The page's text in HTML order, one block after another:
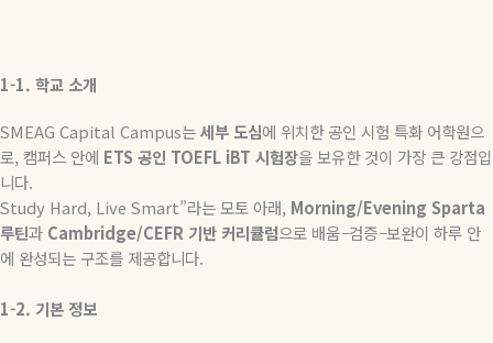
1-1. 학교 소개
SMEAG Capital Campus는세부 도심에 위치한 공인 시험 특화 어학원으
로, 캠퍼스 안에 ETS 공인 TOEFL iBT 시험장을보유한 것이 가장 큰 강점입
니다.
Study Hard, Live Smart”라는모토 아래, Morning/Evening Sparta
루틴과 Cambridge/CEFR 기반 커리큘럼으로 배움–검증–보완이 하루 안
에 완성되는구조를 제공합니다.
1-2. 기본정보